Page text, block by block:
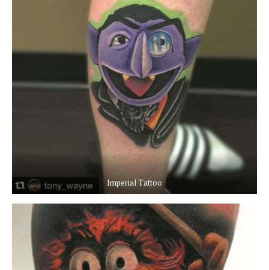
Imperial Tattoo